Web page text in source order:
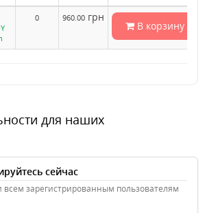
0 960.00 грн
В корзину
для наших
сейчас
всем зарегистрированным пользователям